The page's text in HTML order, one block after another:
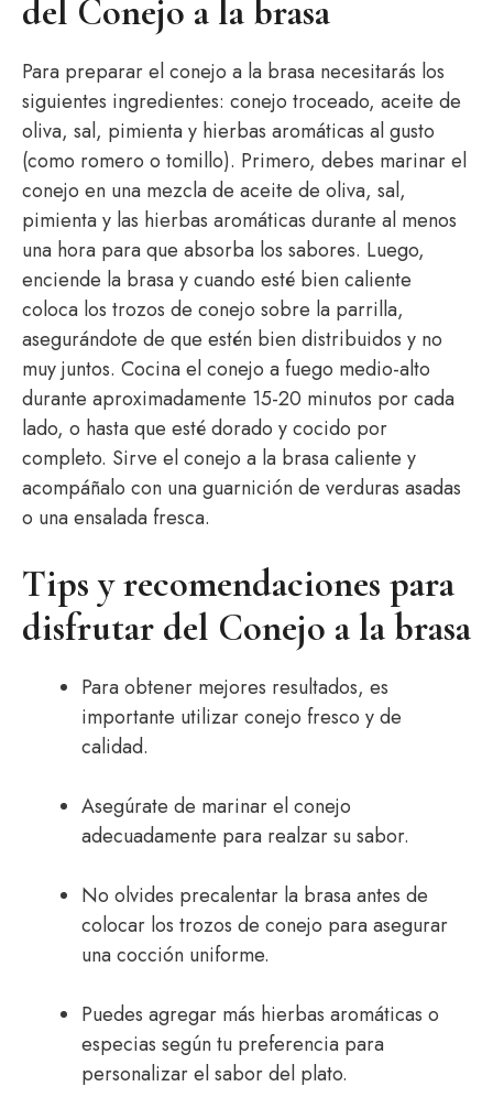
del Conejo a la brasa
Para preparar el conejo a la brasa necesitarás los
siguientes ingredientes: conejo troceado, aceite de
oliva, sal, pimienta y hierbas aromáticas al gusto
(como romero o tomillo). Primero, debes marinar el
conejo en una mezcla de aceite de oliva, sal,
pimienta y las hierbas aromáticas durante al menos
una hora para que absorba los sabores. Luego,
enciende la brasa y cuando esté bien caliente
coloca los trozos de conejo sobre la parrilla,
asegurándote de que estén bien distribuidos y no
muy juntos. Cocina el conejo a fuego medio-alto
durante aproximadamente 15-20 minutos por cada
lado, o hasta que esté dorado y cocido por
completo. Sirve el conejo a la brasa caliente y
acompáñalo con una guarnición de verduras asadas
o una ensalada fresca.
Tips y recomendaciones para
disfrutar del Conejo a la brasa
Para obtener mejores resultados, es
importante utilizar conejo fresco y de
calidad.
Asegúrate de marinar el conejo
adecuadamente para realzar su sabor.
No olvides precalentar la brasa antes de
colocar los trozos de conejo para asegurar
una cocción uniforme.
Puedes agregar más hierbas aromáticas o
especias según tu preferencia para
personalizar el sabor del plato.